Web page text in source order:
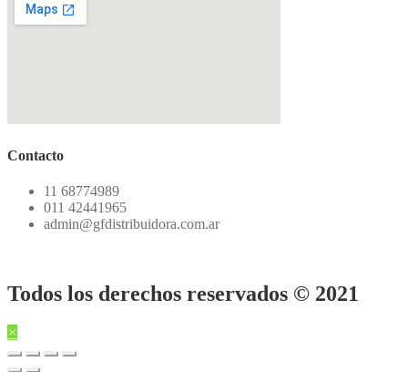
Contacto
11 68774989
011 42441965
admin@gfdistribuidora.com.ar
Todos los derechos reservados © 2021
×